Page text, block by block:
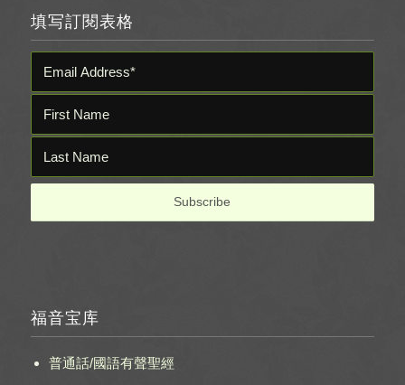
填写訂閱表格
福音宝库
普通話/國語有聲聖經